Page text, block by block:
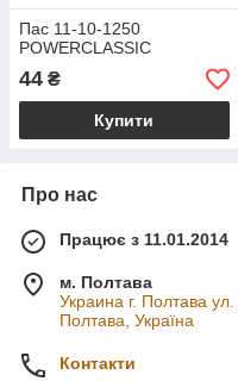
Пас 11-10-1250
POWERCLASSIC
44 ₴
Купити
Про нас
Працює з 11.01.2014
м. Полтава
Украина г. Полтава
Полтава, Україна
Контакти